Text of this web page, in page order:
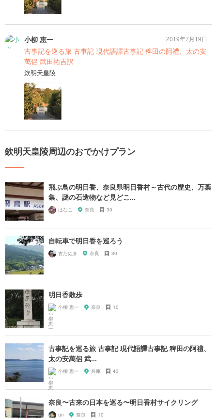
小柳 恵一
古事記を巡る旅 古事記 現代語譯古事記 稗田の阿禮、太の安
萬侶 武田祐吉訳
欽明天皇陵
2019年7月19日
欽明天皇陵周辺のおでかけプラン
飛ぶ鳥の明日香、奈良県明日香村～古代の歴史、万葉
集、謎の石造物など見どこ...
はなこ 奈良 30
自転車で明日香を巡ろう
古だぬき 奈良 30
明日香散歩
小柳 恵一 奈良 10
古事記を巡る旅 古事記 現代語譯古事記 稗田の阿禮、
太の安萬侶 武...
小柳 恵一 兵庫 43
奈良〜古来の日本を巡る〜明日香村サイクリング
un 奈良 10